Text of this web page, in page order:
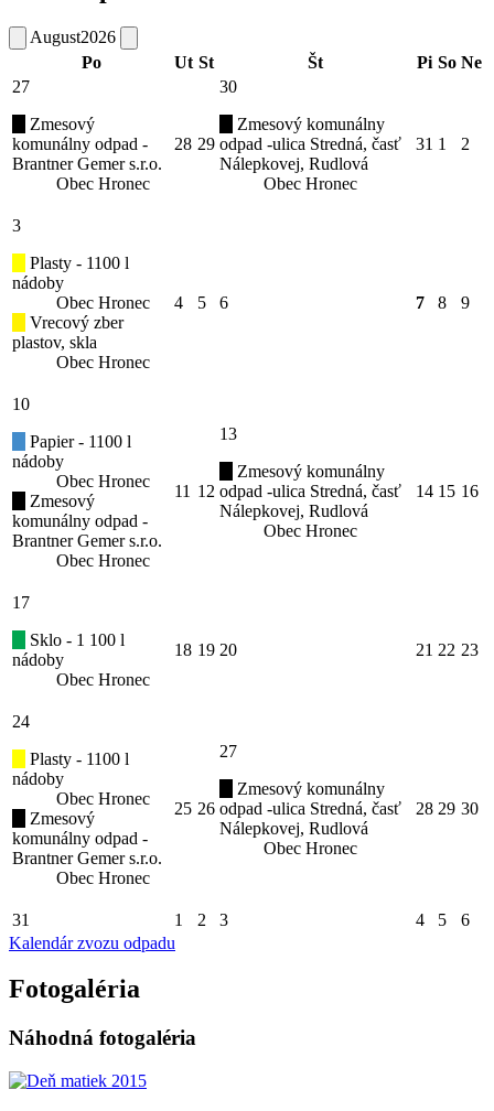
August2026
Po
Ut St Št Pi So Ne
27
Zmesový
komunálny odpad -
Brantner Gemer s.r.o.
Obec Hronec
28 29
30
Zmesový komunálny
odpad -ulica Stredná, časť
Nálepkovej, Rudlová
Obec Hronec
31 1 2
3
Plasty - 1100 l
nádoby
Obec Hronec
Vrecový zber
plastov, skla
Obec Hronec
4 5 6 7 8 9
10
Papier - 1100 l
nádoby
Obec Hronec
Zmesový
komunálny odpad -
Brantner Gemer s.r.o.
Obec Hronec
11 12
13
Zmesový komunálny
odpad -ulica Stredná, časť
Nálepkovej, Rudlová
Obec Hronec
14 15 16
17
Sklo - 1 100 l
nádoby
Obec Hronec
18 19 20 21 22 23
24
Plasty - 1100 l
nádoby
Obec Hronec
Zmesový
komunálny odpad -
Brantner Gemer s.r.o.
Obec Hronec
25 26
27
Zmesový komunálny
odpad -ulica Stredná, časť
Nálepkovej, Rudlová
Obec Hronec
28 29 30
31 1 2 3 4 5
6
Kalendár zvozu odpadu
Fotogaléria
Náhodná fotogaléria